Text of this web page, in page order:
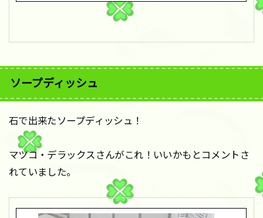
ソープディッシュ
石で出来たソープディッシュ！
マツコ・デラックスさんがこれ！いいかもとコメントさ
れていました。